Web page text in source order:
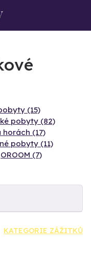
(15)
pobyty (82)
horách (17)
pobyty (11)
OROOM (7)
KATEGORIE ZÁŽITKŮ